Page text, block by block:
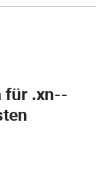
für .xn--